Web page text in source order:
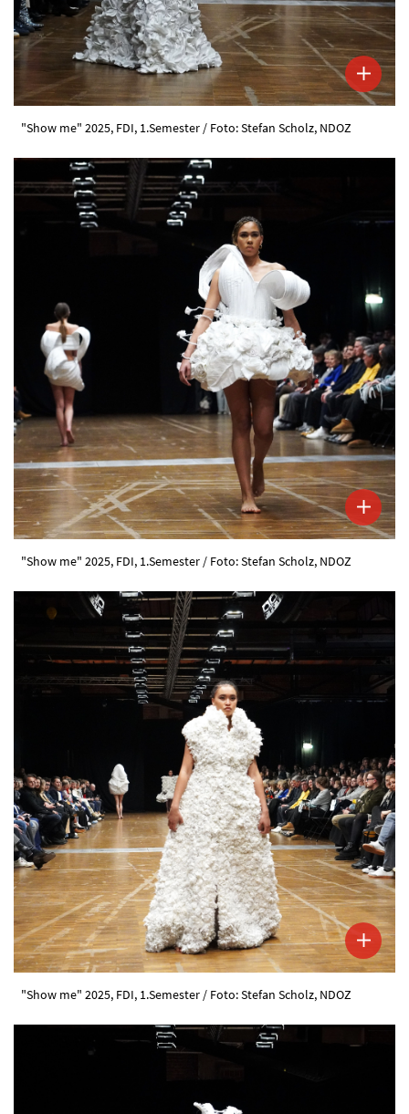
"Show me" 2025, FDI, 1.Semester / Foto: Stefan Scholz, NDOZ
"Show me" 2025, FDI, 1.Semester / Foto: Stefan Scholz, NDOZ
"Show me" 2025, FDI, 1.Semester / Foto: Stefan Scholz, NDOZ